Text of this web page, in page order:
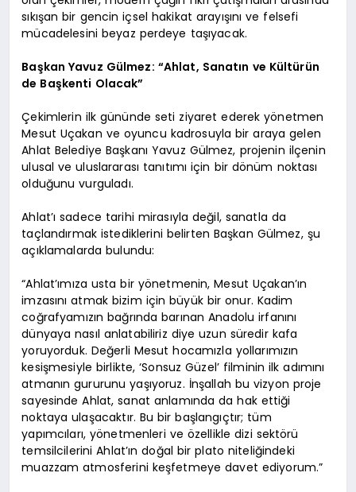
sıkışan bir gencin içsel hakikat arayışını ve felsefi
mücadelesini beyaz perdeye taşıyacak.
Başkan Yavuz Gülmez: “Ahlat, Sanatın ve Kültürün
de Başkenti Olacak”
Çekimlerin ilk gününde seti ziyaret ederek yönetmen
Mesut Uçakan ve oyuncu kadrosuyla bir araya gelen
Ahlat Belediye Başkanı Yavuz Gülmez, projenin ilçenin
ulusal ve uluslararası tanıtımı için bir dönüm noktası
olduğunu vurguladı.
Ahlat’ı sadece tarihi mirasıyla değil, sanatla da
taçlandırmak istediklerini belirten Başkan Gülmez, şu
açıklamalarda bulundu:
“Ahlat’ımıza usta bir yönetmenin, Mesut Uçakan’ın
imzasını atmak bizim için büyük bir onur. Kadim
coğrafyamızın bağrında barınan Anadolu irfanını
dünyaya nasıl anlatabiliriz diye uzun süredir kafa
yoruyorduk. Değerli Mesut hocamızla yollarımızın
kesişmesiyle birlikte, ‘Sonsuz Güzel’ filminin ilk adımını
atmanın gururunu yaşıyoruz. İnşallah bu vizyon proje
sayesinde Ahlat, sanat anlamında da hak ettiği
noktaya ulaşacaktır. Bu bir başlangıçtır; tüm
yapımcıları, yönetmenleri ve özellikle dizi sektörü
temsilcilerini Ahlat’ın doğal bir plato niteliğindeki
muazzam atmosferini keşfetmeye davet ediyorum.”